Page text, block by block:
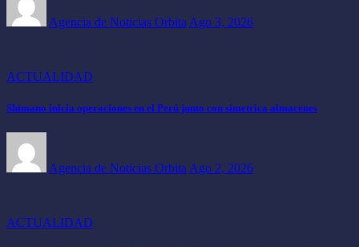
Agencia de Noticias Orbita Ago 3, 2026
ACTUALIDAD
Shimano inicia operaciones en el Perú junto con simetrica almacenes
Agencia de Noticias Orbita Ago 2, 2026
ACTUALIDAD